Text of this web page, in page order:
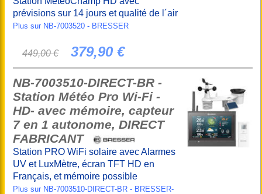
prévisions sur 14 jours et qualité de l´air
Plus sur NB-7003520 - BRESSER
449,00 € 379,90 €
NB-7003510-DIRECT-BR -
Station Météo Pro Wi-Fi -
HD- avec mémoire, capteur
7 en 1 autonome, DIRECT
FABRICANT
Station PRO WiFi solaire avec Alarmes
UV et LuxMètre, écran TFT HD en
Français, et mémoire possible
Plus sur NB-7003510-DIRECT-BR - BRESSER-